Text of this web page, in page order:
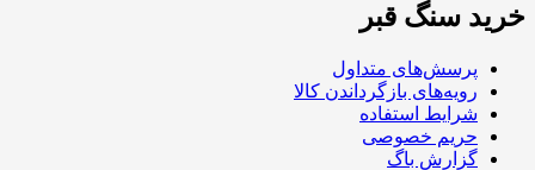
خرید سنگ قبر
پرسش‌های متداول
رویه‌های بازگرداندن کالا
شرایط استفاده
حریم خصوصی
گزارش باگ